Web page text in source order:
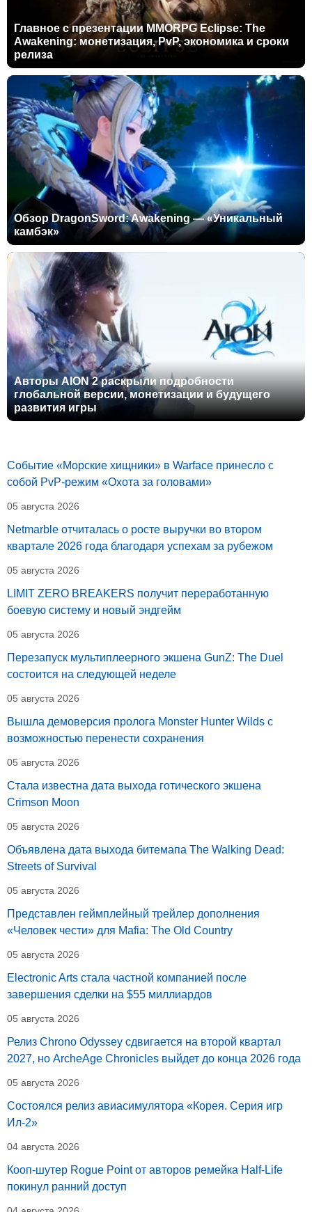
Главное с презентации MMORPG Eclipse: The
Awakening: монетизация, PvP, экономика и сроки
релиза
Обзор DragonSword: Awakening — «Уникальный
камбэк»
Авторы AION 2 раскрыли подробности
глобальной версии, монетизации и будущего
развития игры
Событие «Морские хищники» в Warface принесло с
собой PvP-режим «Охота за головами»
05 августа 2026
Netmarble отчиталась о росте выручки во втором
квартале 2026 года благодаря успехам за рубежом
05 августа 2026
LIMIT ZERO BREAKERS получит переработанную
боевую систему и новый эндгейм
05 августа 2026
Перезапуск мультиплеерного экшена GunZ: The Duel
состоится на следующей неделе
05 августа 2026
Вышла демоверсия пролога Monster Hunter Wilds с
возможностью перенести сохранения
05 августа 2026
Стала известна дата выхода готического экшена
Crimson Moon
05 августа 2026
Объявлена дата выхода битемапа The Walking Dead:
Streets of Survival
05 августа 2026
Представлен геймплейный трейлер дополнения
«Человек чести» для Mafia: The Old Country
05 августа 2026
Electronic Arts стала частной компанией после
завершения сделки на $55 миллиардов
05 августа 2026
Релиз Chrono Odyssey сдвигается на второй квартал
2027, но ArcheAge Chronicles выйдет до конца 2026 года
05 августа 2026
Состоялся релиз авиасимулятора «Корея. Серия игр
Ил-2»
04 августа 2026
Кооп-шутер Rogue Point от авторов ремейка Half-Life
покинул ранний доступ